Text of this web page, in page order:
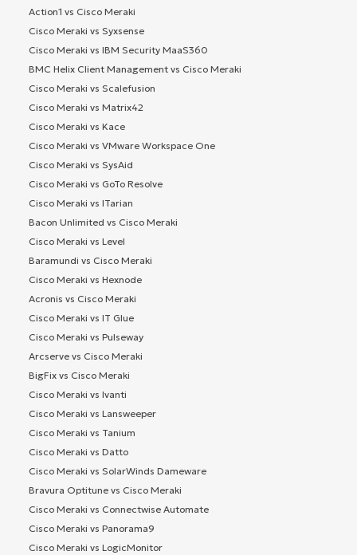
Action1 vs Cisco Meraki
Cisco Meraki vs Syxsense
Cisco Meraki vs IBM Security MaaS360
BMC Helix Client Management vs Cisco Meraki
Cisco Meraki vs Scalefusion
Cisco Meraki vs Matrix42
Cisco Meraki vs Kace
Cisco Meraki vs VMware Workspace One
Cisco Meraki vs SysAid
Cisco Meraki vs GoTo Resolve
Cisco Meraki vs ITarian
Bacon Unlimited vs Cisco Meraki
Cisco Meraki vs Level
Baramundi vs Cisco Meraki
Cisco Meraki vs Hexnode
Acronis vs Cisco Meraki
Cisco Meraki vs IT Glue
Cisco Meraki vs Pulseway
Arcserve vs Cisco Meraki
BigFix vs Cisco Meraki
Cisco Meraki vs Ivanti
Cisco Meraki vs Lansweeper
Cisco Meraki vs Tanium
Cisco Meraki vs Datto
Cisco Meraki vs SolarWinds Dameware
Bravura Optitune vs Cisco Meraki
Cisco Meraki vs Connectwise Automate
Cisco Meraki vs Panorama9
Cisco Meraki vs LogicMonitor